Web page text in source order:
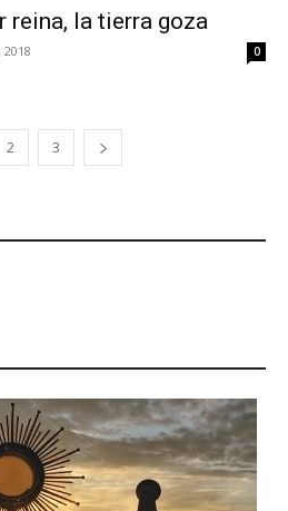
reina, la tierra goza
0
2 3